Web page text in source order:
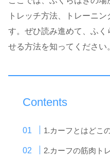
トレッチ方法、トレーニ
す。ぜひ読み進めて、ふく
せる方法を知ってください
Contents
1.カーフとはどこ
2.カーフの筋肉ト